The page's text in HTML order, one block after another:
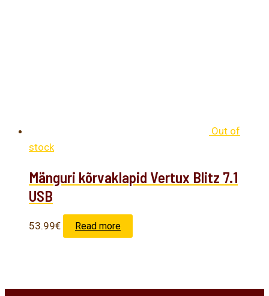
Out of
stock
Mänguri kõrvaklapid Vertux Blitz 7.1
USB
53.99€ Read more